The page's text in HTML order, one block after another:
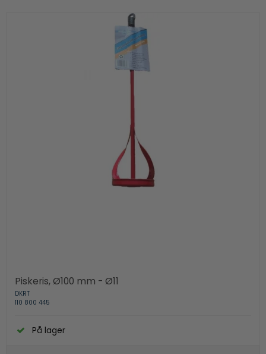
Piskeris, Ø100 mm - Ø11
DKRT
110 800 445
På lager